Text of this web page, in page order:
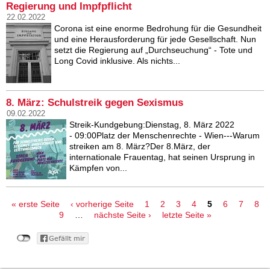
Regierung und Impfpflicht
22.02.2022
Corona ist eine enorme Bedrohung für die Gesundheit
und eine Herausforderung für jede Gesellschaft. Nun
setzt die Regierung auf „Durchseuchung“ - Tote und
Long Covid inklusive. Als nichts...
8. März: Schulstreik gegen Sexismus
09.02.2022
Streik-Kundgebung:Dienstag, 8. März 2022
- 09:00Platz der Menschenrechte - Wien---Warum
streiken am 8. März?Der 8.März, der
internationale Frauentag, hat seinen Ursprung in
Kämpfen von...
Seiten
« erste Seite ‹ vorherige Seite 1 2 3 4 5 6 7
8
9
… nächste Seite › letzte Seite »